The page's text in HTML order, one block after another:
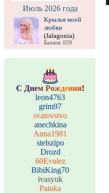
Июль 2026 года
Крылья моей
любви
(Jalagonia)
Баллов: 659
С Днем Рождения!
leon4763
grim97
svatovstvo
anechkina
Anna1981
stelszipo
Drozd
60Evulez
BibiKing70
ivasyuk
Painka